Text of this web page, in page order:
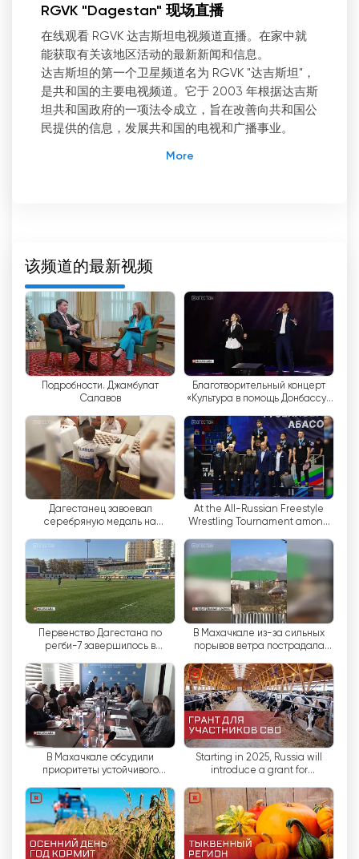
RGVK "Dagestan" 现场直播
在线观看 RGVK 达吉斯坦电视频道直播。在家中就
能获取有关该地区活动的最新新闻和信息。
达吉斯坦的第一个卫星频道名为 RGVK "达吉斯坦"，
是共和国的主要电视频道。它于 2003 年根据达吉斯
坦共和国政府的一项法令成立，旨在改善向共和国公
民提供的信息，发展共和国的电视和广播事业。
直播是达吉斯坦 RGVK 使用的主要工具之一。借助
这一技术，观众可以实时观看各种活动，无论是政治
活动、体育比赛还是文化活动。通过直播，观众可以
了解所有事件，并感受到正在发生的一切。
此外，RGVK 达吉斯坦还提供在线观看电视的机会。
这意味着观众可以在任何时间、任何地点，只要能上
网，就能欣赏到自己喜爱的节目。这对于那些想了解
最新新闻或只是想在欣赏各种内容的同时放松一下的
人来说是一个方便的解决方案。
RGVK 达吉斯坦也在积极定位达吉斯坦方面发挥着重
要作用。它展示了该地区的美丽和多样性、文化遗产
和成就。广播公司积极支持当地的倡议和活动，帮助
吸引人们对达吉斯坦及其潜力的关注。
RGVK "Dagestan" 網絡電視直播
该频道的最新视频
Подробности. Джамбулат
Салавов
Благотворительный концерт
«Культура в помощь Донбассу»
Дагестанец завоевал
серебряную медаль на
At the All-Russian Freestyle
Wrestling Tournament among
Первенство Дагестана по
регби-7 завершилось в
В Махачкале из-за сильных
порывов ветра пострадала
В Махачкале обсудили
приоритеты устойчивого
Starting in 2025, Russia will
introduce a grant for
participants.